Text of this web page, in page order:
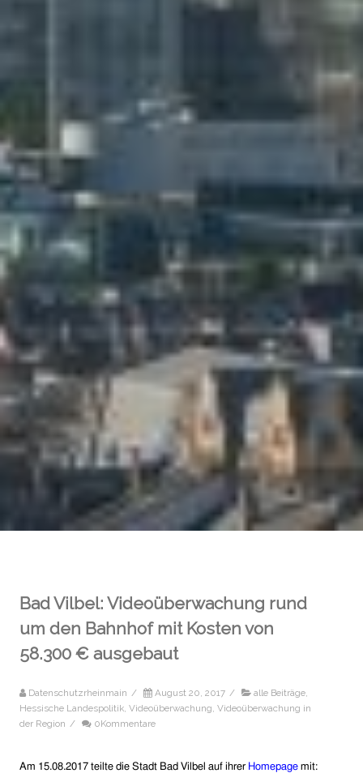
Bad Vilbel: Videoüberwachung rund
um den Bahnhof mit Kosten von
58.300 € ausgebaut
Datenschutzrheinmain / August 20, 2017 / alle Beiträge,
Hessische Landespolitik, Videoüberwachung, Videoüberwachung in
der Region / 0Kommentare
Am 15.08.2017 teilte die Stadt Bad Vilbel auf ihrer Homepage mit: